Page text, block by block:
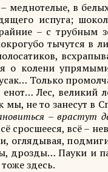
в
испуга;
– с трубным
тычутся в
о колени
Только
енот… Лес,
не то занесут в
– врастут
сросшееся, всё –
оглядывая,
дрозды… Пауки
здесь.